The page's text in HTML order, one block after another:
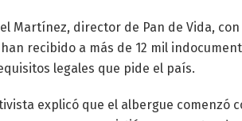
Martínez, director de Pan de Vida,
han recibido a más de 12 mil
legales que pide el país.
explicó que el albergue comenzó